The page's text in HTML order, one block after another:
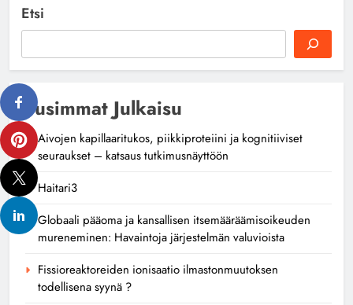
Etsi
Uusimmat Julkaisu
Aivojen kapillaaritukos, piikkiproteiini ja kognitiiviset
seuraukset – katsaus tutkimusnäyttöön
Haitari3
Globaali pääoma ja kansallisen itsemääräämisoikeuden
mureneminen: Havaintoja järjestelmän valuvioista
Fissioreaktoreiden ionisaatio ilmastonmuutoksen
todellisena syynä ?